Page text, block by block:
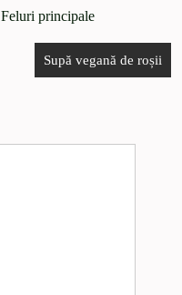
Feluri principale
Supă vegană de roșii